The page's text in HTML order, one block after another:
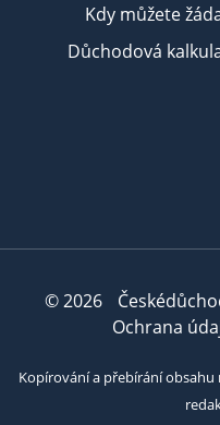
Kdy můžete
Důchodová
© 2026
Ochrana
Kopírování a přebírání obsahu